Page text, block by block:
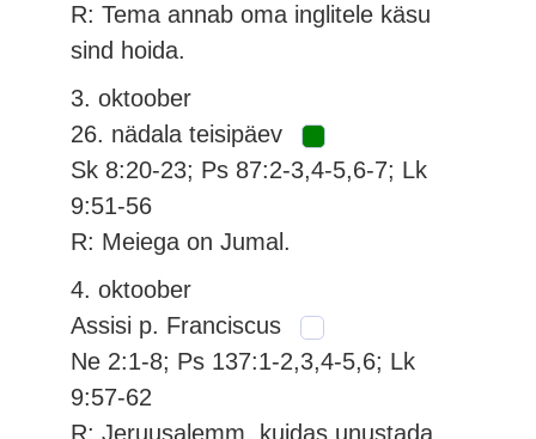
R: Tema annab oma inglitele käsu
sind hoida.
3. oktoober
26. nädala teisipäev
Sk 8:20-23; Ps 87:2-3,4-5,6-7; Lk
9:51-56
R: Meiega on Jumal.
4. oktoober
Assisi p. Franciscus
Ne 2:1-8; Ps 137:1-2,3,4-5,6; Lk
9:57-62
R: Jeruusalemm, kuidas unustada